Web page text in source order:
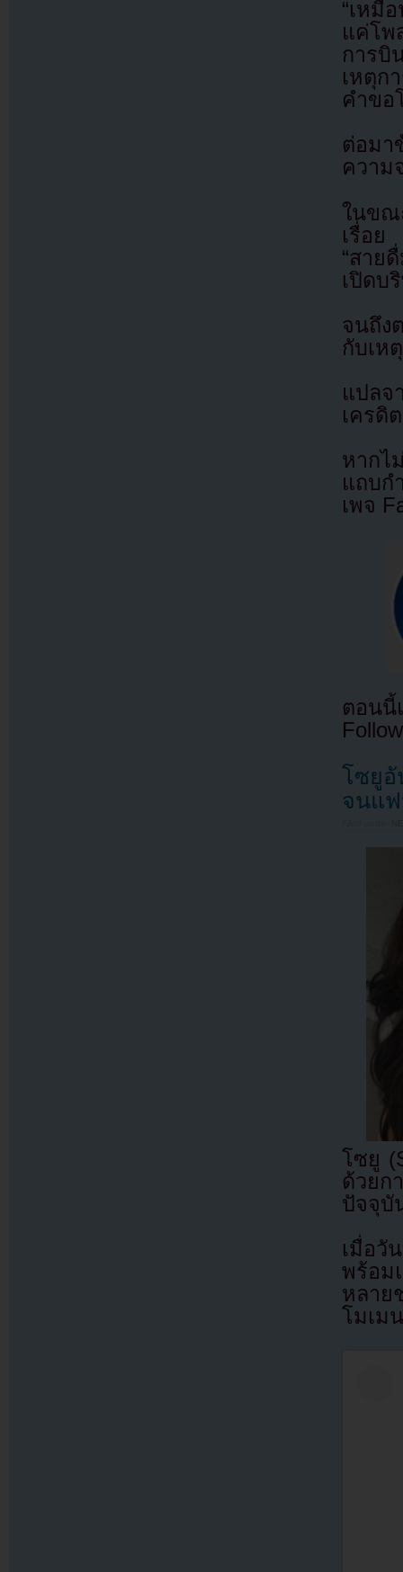
“เหมื
แค่โพ
การ
เหตุก
คำขอ
ต่อม
ความ
ในขณ
เรื่อย
“สาย
เปิดบ
จนถึง
กับเห
แปล
เครดิ
หากไ
แถบก
เพจ
ตอนนี้
โซยูอั
จนแ
โซยู
ด้วยก
ปัจจุบั
เมื่อวั
พร้อม
หลาย
โมเม